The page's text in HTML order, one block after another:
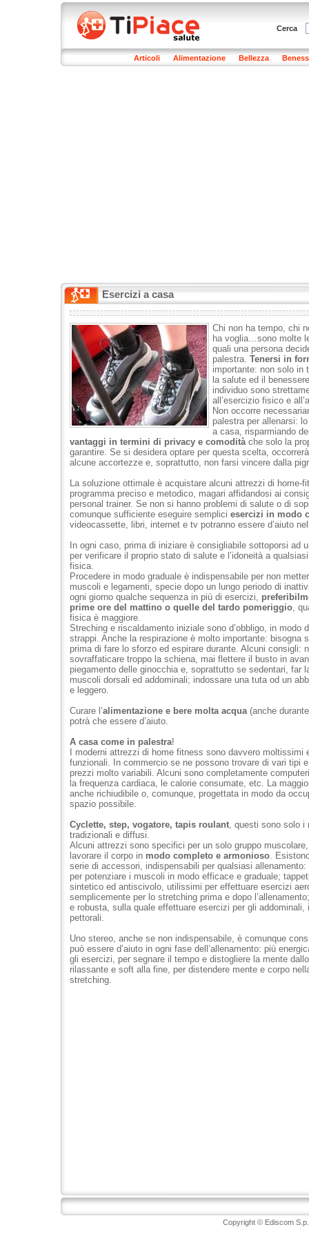
Cerca
Articoli Alimentazione Bellezza
Esercizi a casa
Chi non ha tempo, chi
ha voglia…sono molte
quali una persona
palestra. Tenersi in
importante: non solo in
la salute ed il
individuo sono
all’esercizio fisico e
Non occorre
palestra per allenarsi:
a casa, risparmiando
vantaggi in termini di privacy e comoditàche solo la
garantire. Se si desidera optare per questa scelta,
alcune accortezze e, soprattutto, non farsi vincere dalla
La soluzione ottimale è acquistare alcuni attrezzi di home-
programma preciso e metodico, magari affidandosi ai
personal trainer. Se non si hanno problemi di salute o di
comunque sufficiente eseguire semplici esercizi in modo
videocassette, libri, internet e tv potranno essere d’aiuto
In ogni caso, prima di iniziare è consigliabile sottoporsi ad
per verificare il proprio stato di salute e l’idoneità a
fisica.
Procedere in modo graduale è indispensabile per non
muscoli e legamenti, specie dopo un lungo periodo di
ogni giorno qualche sequenza in più di esercizi,
prime ore del mattino o quelle del tardo pomeriggio,
fisica è maggiore.
Streching e riscaldamento iniziale sono d’obbligo, in modo
strappi. Anche la respirazione è molto importante: bisogna
prima di fare lo sforzo ed espirare durante. Alcuni consigli:
sovraffaticare troppo la schiena, mai flettere il busto in
piegamento delle ginocchia e, soprattutto se sedentari, far
muscoli dorsali ed addominali; indossare una tuta od un
e leggero.
Curare l’alimentazione e bere molta acqua(anche
potrà che essere d’aiuto.
A casa come in palestra!
I moderni attrezzi di home fitness sono davvero moltissimi
funzionali. In commercio se ne possono trovare di vari tipi
prezzi molto variabili. Alcuni sono completamente
la frequenza cardiaca, le calorie consumate, etc. La
anche richiudibile o, comunque, progettata in modo da
spazio possibile.
Cyclette, step, vogatore, tapis roulant, questi sono solo i
tradizionali e diffusi.
Alcuni attrezzi sono specifici per un solo gruppo
lavorare il corpo in modo completo e armonioso.
serie di accessori, indispensabili per qualsiasi
per potenziare i muscoli in modo efficace e graduale;
sintetico ed antiscivolo, utilissimi per effettuare esercizi
semplicemente per lo stretching prima e dopo
e robusta, sulla quale effettuare esercizi per gli addominali,
pettorali.
Uno stereo, anche se non indispensabile, è comunque
può essere d’aiuto in ogni fase dell’allenamento: più
gli esercizi, per segnare il tempo e distogliere la mente
rilassante e soft alla fine, per distendere mente e corpo
stretching.
Copyright © Ediscom